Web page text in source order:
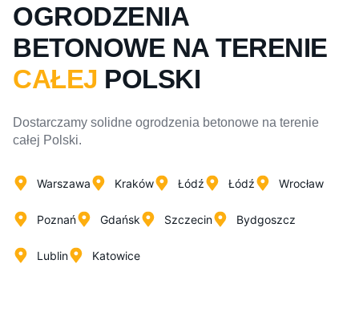
OGRODZENIA
BETONOWE NA TERENIE
CAŁEJ POLSKI
Dostarczamy solidne ogrodzenia betonowe na terenie
całej Polski.
Warszawa Kraków Łódź Łódź Wrocław
Poznań Gdańsk Szczecin Bydgoszcz
Lublin Katowice